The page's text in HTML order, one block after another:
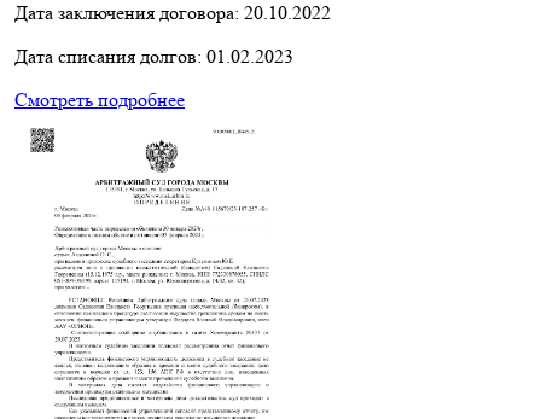
Дата заключения договора: 20.10.2022
Дата списания долгов: 01.02.2023
Смотреть подробнее